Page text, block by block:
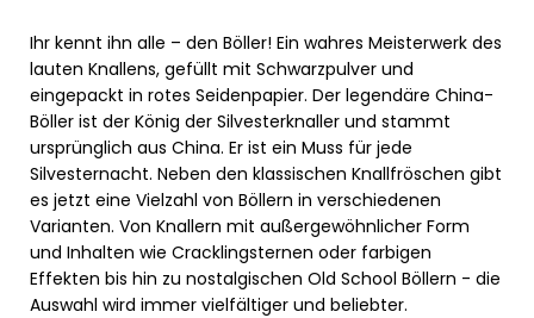
Ihr kennt ihn alle – den Böller! Ein wahres Meisterwerk des
lauten Knallens, gefüllt mit Schwarzpulver und
eingepackt in rotes Seidenpapier. Der legendäre China-
Böller ist der König der Silvesterknaller und stammt
ursprünglich aus China. Er ist ein Muss für jede
Silvesternacht. Neben den klassischen Knallfröschen gibt
es jetzt eine Vielzahl von Böllern in verschiedenen
Varianten. Von Knallern mit außergewöhnlicher Form
und Inhalten wie Cracklingsternen oder farbigen
Effekten bis hin zu nostalgischen Old School Böllern - die
Auswahl wird immer vielfältiger und beliebter.